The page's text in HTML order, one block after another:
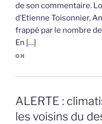
de son commentaire.
d’Etienne Toisonnier,
frappé par le nombre
En […]
OH
ALERTE :
les voisins du